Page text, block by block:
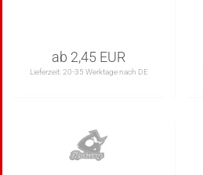
ab 2,45 EUR
Lieferzeit:20-35 Werktage nach DE